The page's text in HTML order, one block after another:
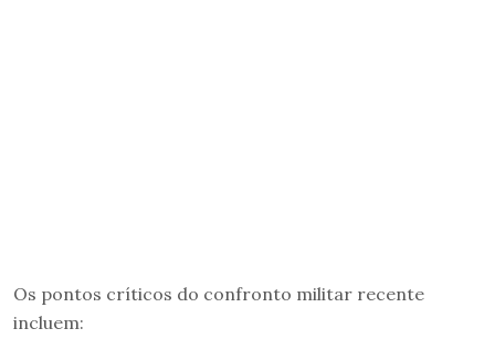
Os pontos críticos do confronto militar recente
incluem: